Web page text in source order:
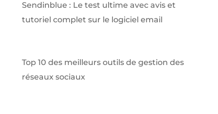
Sendinblue : Le test ultime avec avis et
tutoriel complet sur le logiciel email
Top 10 des meilleurs outils de gestion des
réseaux sociaux